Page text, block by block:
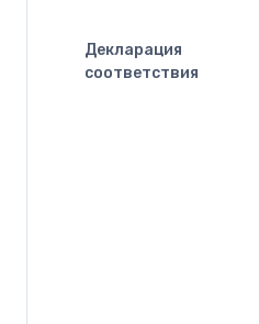
Декларация
соответствия